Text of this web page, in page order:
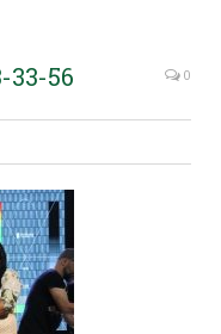
33-56 0